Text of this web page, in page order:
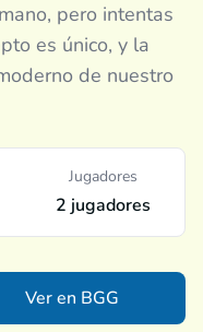
pero intentas
es único, y la
de nuestro
Jugadores
2 jugadores
Ver en BGG